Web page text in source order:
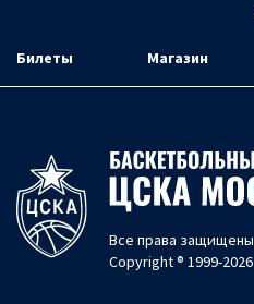
Билеты Магазин
Все права защищены
Copyright ® 1999-2026